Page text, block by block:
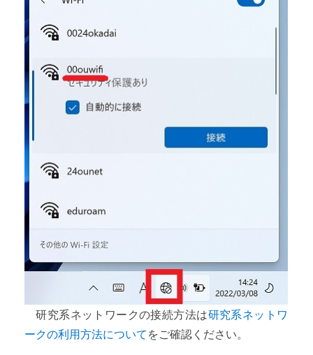
研究系ネットワークの接続方法は研究系ネットワ
ークの利用方法についてをご確認ください。